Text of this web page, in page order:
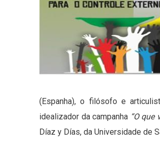
(Espanha), o filósofo e
idealizador da campanha “O que
Díaz y Días, da Universidade de